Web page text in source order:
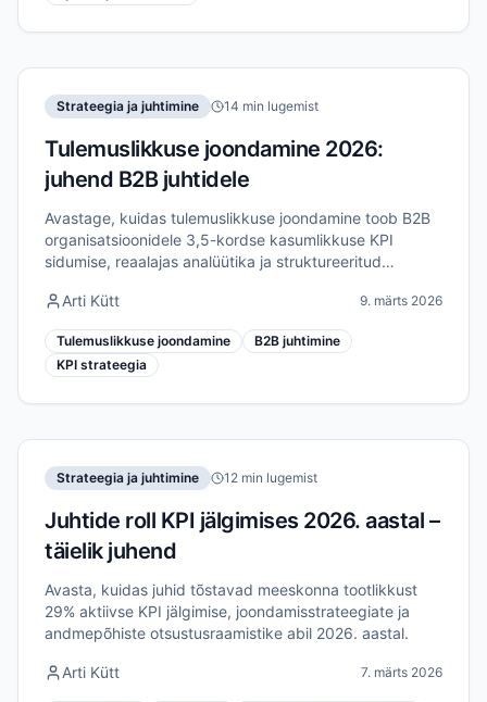
Strateegia ja juhtimine 14 min lugemist
Tulemuslikkuse joondamine 2026:
juhend B2B juhtidele
Avastage, kuidas tulemuslikkuse joondamine toob B2B
organisatsioonidele 3,5-kordse kasumlikkuse KPI
sidumise, reaalajas analüütika ja struktureeritud
elluviimisega.
Arti Kütt 9. märts 2026
Tulemuslikkuse joondamine
B2B juhtimine
KPI strateegia
Strateegia ja juhtimine 12 min lugemist
Juhtide roll KPI jälgimises 2026. aastal –
täielik juhend
Avasta, kuidas juhid tõstavad meeskonna tootlikkust
29% aktiivse KPI jälgimise, joondamisstrateegiate ja
andmepõhiste otsustusraamistike abil 2026. aastal.
Arti Kütt 7. märts 2026